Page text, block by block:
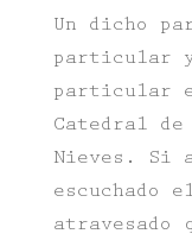
Un dicho
particular
particular
Catedral de
Nieves. Si
escuchado
atravesado